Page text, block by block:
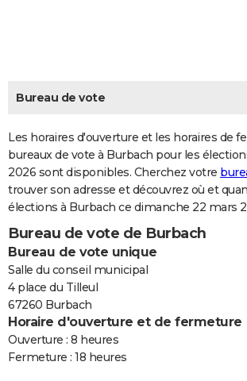
Carte de Noël
Carte Bonne année
Carte Saint-Valentin
Carte Pâques
Carte d'anniversaire
DICTIONNAIRE
Dictionnaire
Biographies
Citations
Expressions
Proverbes
PROGRAMME TV
COPAINS D'AVANT
S'inscrire
Se connecter
Lycées
Collèges
Primaires
Universités
Entreprises
Service militaire
Avis de recherche
AVIS DE DÉCÈS
FORUM
Bricolage
Lifestyle
Culture
Sport
Auto
Television
Voyage
Cinema
Bureau de vote
Les horaires d'ouverture et les horaires de
bureaux de vote à Burbach pour les
2026 sont disponibles. Cherchez votre
trouver son adresse et découvrez où et
élections à Burbach ce dimanche 22 mars
Bureau de vote de Burbach
Bureau de vote unique
Salle du conseil municipal
4 place du Tilleul
67260 Burbach
Horaire d'ouverture et de fermeture
Ouverture : 8 heures
Fermeture : 18 heures